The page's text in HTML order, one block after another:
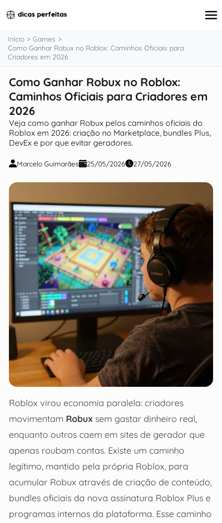
conteúdo
Shopping
Games
Tecnologia e Apps
Casa e Estilo de Vida
Início
Games
Como Ganhar Robux no Roblox: Caminhos Oficiais para
Criadores em 2026
Como Ganhar Robux no Roblox:
Caminhos Oficiais para Criadores em
2026
Veja como ganhar Robux pelos caminhos oficiais do
Roblox em 2026: criação no Marketplace, bundles Plus,
DevEx e por que evitar geradores.
Marcelo Guimarães 25/05/2026 27/05/2026
Roblox virou economia paralela: criadores
movimentam Robuxsem gastar dinheiro real,
enquanto outros caem em sites de gerador que
apenas roubam contas. Existe um caminho
legítimo, mantido pela própria Roblox, para
acumular Robux através de criação de conteúdo,
bundles oficiais da nova assinatura Roblox Plus e
programas internos da plataforma. Esse caminho